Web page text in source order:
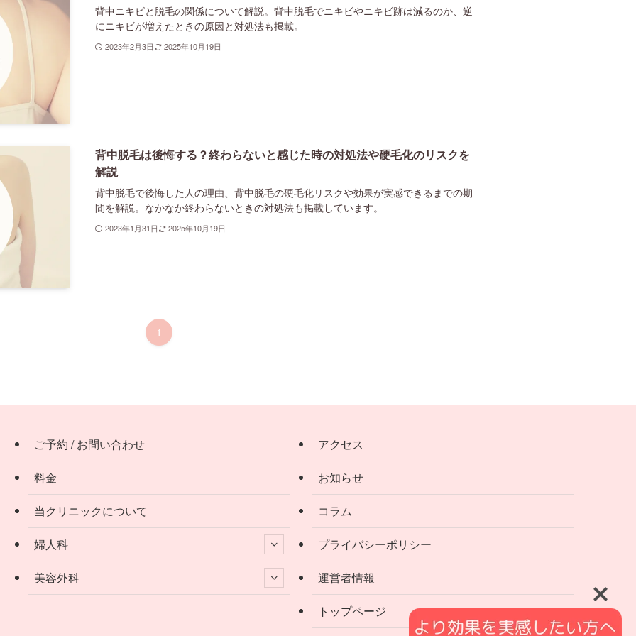
背中ニキビと脱毛の関係について解説。背中脱毛でニキビやニキビ跡は減るのか、逆
にニキビが増えたときの原因と対処法も掲載。
2023年2月3日 2025年10月19日
背中脱毛は後悔する？終わらないと感じた時の対処法や硬毛化のリスクを
解説
背中脱毛で後悔した人の理由、背中脱毛の硬毛化リスクや効果が実感できるまでの期
間を解説。なかなか終わらないときの対処法も掲載しています。
2023年1月31日 2025年10月19日
1
ご予約 / お問い合わせ
料金
当クリニックについて
婦人科
美容外科
アクセス
お知らせ
コラム
プライバシーポリシー
運営者情報
トップページ